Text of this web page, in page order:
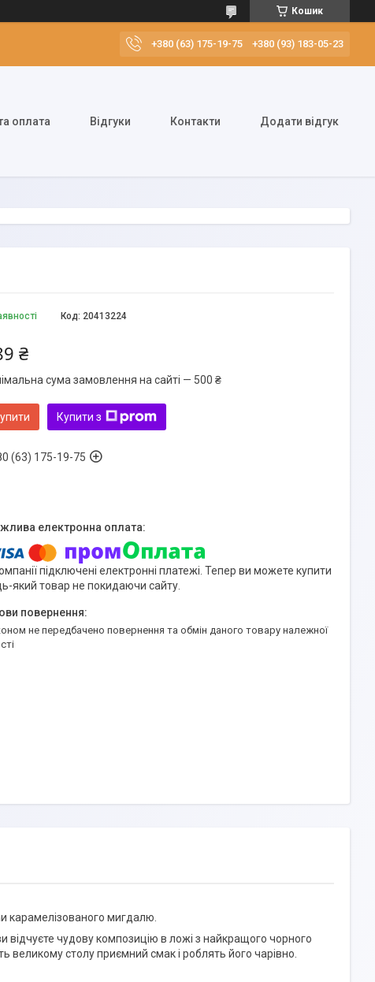
Кошик
+380 (63) 175-19-75 +380 (93) 183-05-23
оплата Відгуки Контакти Додати відгук
Код: 20413224
₴
сума замовлення на сайті — 500 ₴
Купити з
(63) 175-19-75
підключені електронні платежі. Тепер ви можете купити
який товар не покидаючи сайту.
карамелізованого мигдалю.
чудову композицію в ложі з найкращого чорного
столу приємний смак і роблять його чарівно.